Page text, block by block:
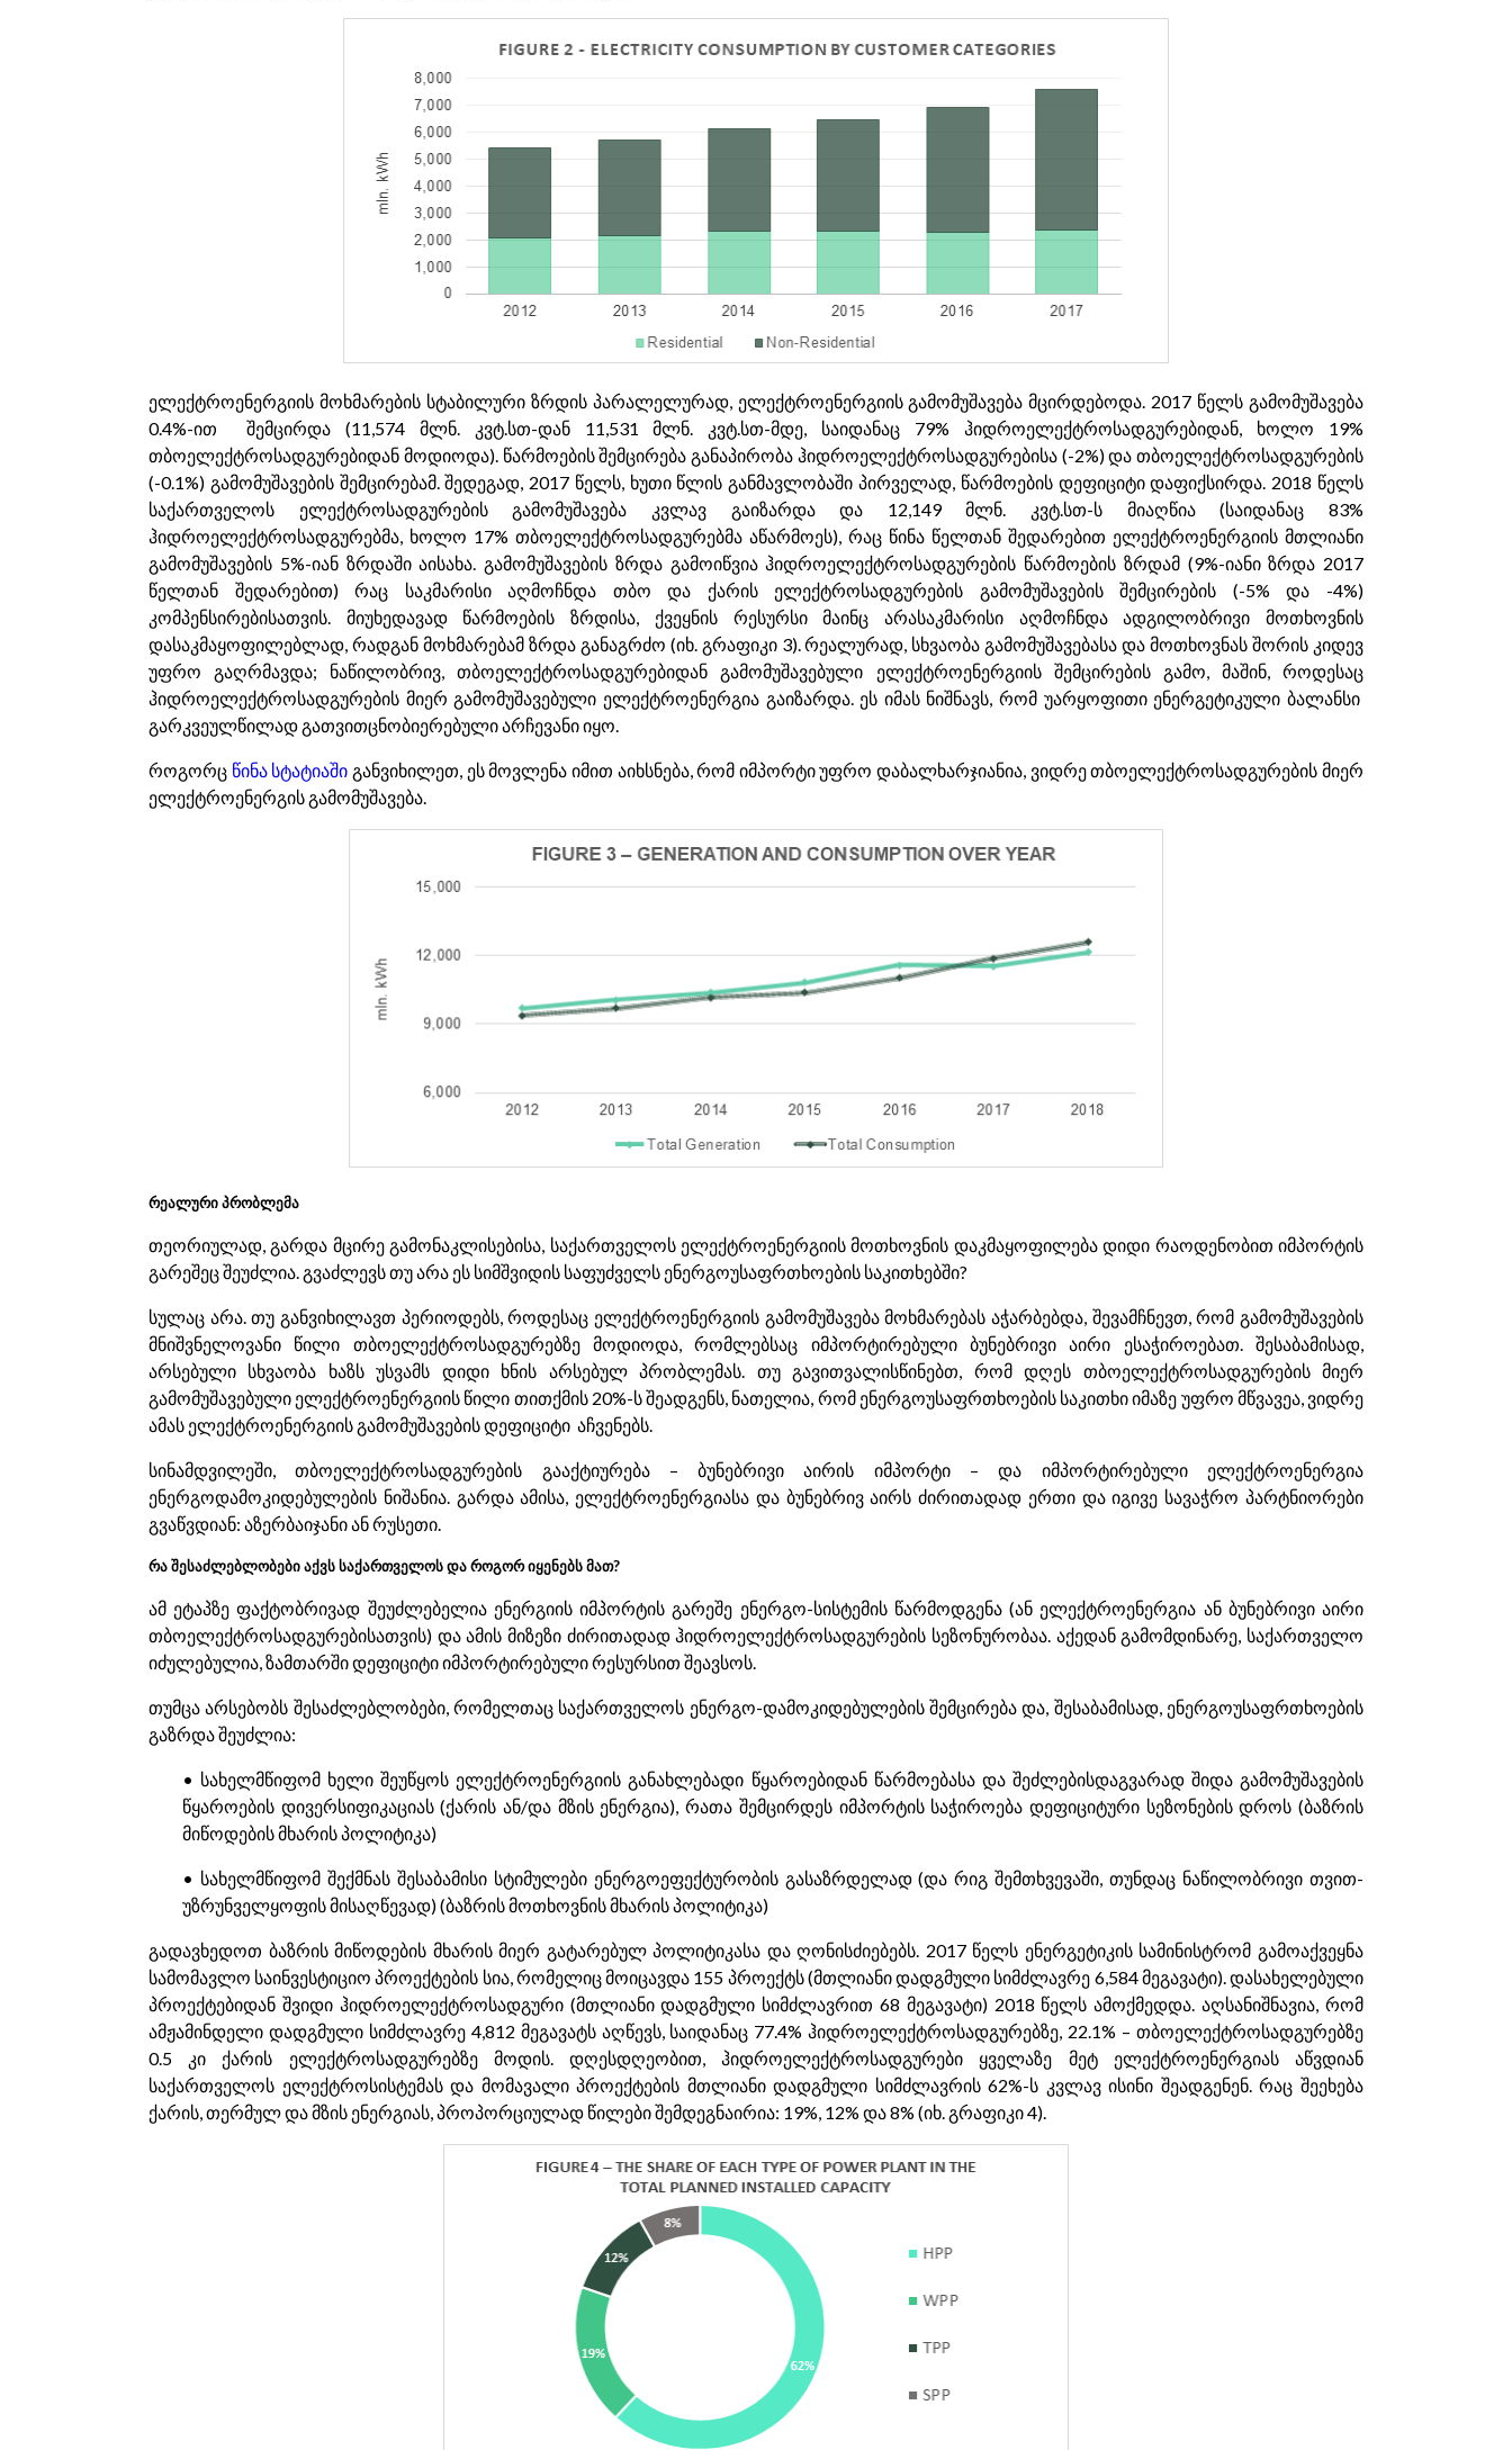
ელექტროენერგიის მოხმარების სტაბილური ზრდის პარალელურად, ელექტროენერგიის გამომუშავება მცირდებოდა. 2017 წელს გამომუშავება
0.4%-ით შემცირდა (11,574 მლნ. კვტ.სთ-დან 11,531 მლნ. კვტ.სთ-მდე, საიდანაც 79% ჰიდროელექტროსადგურებიდან, ხოლო 19%
თბოელექტროსადგურებიდან მოდიოდა). წარმოების შემცირება განაპირობა ჰიდროელექტროსადგურებისა (-2%) და თბოელექტროსადგურების
(-0.1%) გამომუშავების შემცირებამ. შედეგად, 2017 წელს, ხუთი წლის განმავლობაში პირველად, წარმოების დეფიციტი დაფიქსირდა. 2018 წელს
საქართველოს ელექტროსადგურების გამომუშავება კვლავ გაიზარდა და 12,149 მლნ. კვტ.სთ-ს მიაღწია (საიდანაც 83%
ჰიდროელექტროსადგურებმა, ხოლო 17% თბოელექტროსადგურებმა აწარმოეს), რაც წინა წელთან შედარებით ელექტროენერგიის მთლიანი
გამომუშავების 5%-იან ზრდაში აისახა. გამომუშავების ზრდა გამოიწვია ჰიდროელექტროსადგურების წარმოების ზრდამ (9%-იანი ზრდა 2017
წელთან შედარებით) რაც საკმარისი აღმოჩნდა თბო და ქარის ელექტროსადგურების გამომუშავების შემცირების (-5% და -4%)
კომპენსირებისათვის. მიუხედავად წარმოების ზრდისა, ქვეყნის რესურსი მაინც არასაკმარისი აღმოჩნდა ადგილობრივი მოთხოვნის
დასაკმაყოფილებლად, რადგან მოხმარებამ ზრდა განაგრძო (იხ. გრაფიკი 3). რეალურად, სხვაობა გამომუშავებასა და მოთხოვნას შორის კიდევ
უფრო გაღრმავდა; ნაწილობრივ, თბოელექტროსადგურებიდან გამომუშავებული ელექტროენერგიის შემცირების გამო, მაშინ, როდესაც
ჰიდროელექტროსადგურების მიერ გამომუშავებული ელექტროენერგია გაიზარდა. ეს იმას ნიშნავს, რომ უარყოფითი ენერგეტიკული ბალანსი
გარკვეულწილად გათვითცნობიერებული არჩევანი იყო.
როგორც წინა სტატიაში განვიხილეთ, ეს მოვლენა იმით აიხსნება, რომ იმპორტი უფრო დაბალხარჯიანია, ვიდრე თბოელექტროსადგურების მიერ
ელექტროენერგის გამომუშავება.
რეალური პრობლემა
თეორიულად, გარდა მცირე გამონაკლისებისა, საქართველოს ელექტროენერგიის მოთხოვნის დაკმაყოფილება დიდი რაოდენობით იმპორტის
გარეშეც შეუძლია. გვაძლევს თუ არა ეს სიმშვიდის საფუძველს ენერგოუსაფრთხოების საკითხებში?
სულაც არა. თუ განვიხილავთ პერიოდებს, როდესაც ელექტროენერგიის გამომუშავება მოხმარებას აჭარბებდა, შევამჩნევთ, რომ გამომუშავების
მნიშვნელოვანი წილი თბოელექტროსადგურებზე მოდიოდა, რომლებსაც იმპორტირებული ბუნებრივი აირი ესაჭიროებათ. შესაბამისად,
არსებული სხვაობა ხაზს უსვამს დიდი ხნის არსებულ პრობლემას. თუ გავითვალისწინებთ, რომ დღეს თბოელექტროსადგურების მიერ
გამომუშავებული ელექტროენერგიის წილი თითქმის 20%-ს შეადგენს, ნათელია, რომ ენერგოუსაფრთხოების საკითხი იმაზე უფრო მწვავეა, ვიდრე
ამას ელექტროენერგიის გამომუშავების დეფიციტი აჩვენებს.
სინამდვილეში, თბოელექტროსადგურების გააქტიურება – ბუნებრივი აირის იმპორტი – და იმპორტირებული ელექტროენერგია
ენერგოდამოკიდებულების ნიშანია. გარდა ამისა, ელექტროენერგიასა და ბუნებრივ აირს ძირითადად ერთი და იგივე სავაჭრო პარტნიორები
გვაწვდიან: აზერბაიჯანი ან რუსეთი.
რა შესაძლებლობები აქვს საქართველოს და როგორ იყენებს მათ?
ამ ეტაპზე ფაქტობრივად შეუძლებელია ენერგიის იმპორტის გარეშე ენერგო-სისტემის წარმოდგენა (ან ელექტროენერგია ან ბუნებრივი აირი
თბოელექტროსადგურებისათვის) და ამის მიზეზი ძირითადად ჰიდროელექტროსადგურების სეზონურობაა. აქედან გამომდინარე, საქართველო
იძულებულია, ზამთარში დეფიციტი იმპორტირებული რესურსით შეავსოს.
თუმცა არსებობს შესაძლებლობები, რომელთაც საქართველოს ენერგო-დამოკიდებულების შემცირება და, შესაბამისად, ენერგოუსაფრთხოების
გაზრდა შეუძლია:
• სახელმწიფომ ხელი შეუწყოს ელექტროენერგიის განახლებადი წყაროებიდან წარმოებასა და შეძლებისდაგვარად შიდა გამომუშავების
წყაროების დივერსიფიკაციას (ქარის ან/და მზის ენერგია), რათა შემცირდეს იმპორტის საჭიროება დეფიციტური სეზონების დროს (ბაზრის
მიწოდების მხარის პოლიტიკა)
• სახელმწიფომ შექმნას შესაბამისი სტიმულები ენერგოეფექტურობის გასაზრდელად (და რიგ შემთხვევაში, თუნდაც ნაწილობრივი თვით-
უზრუნველყოფის მისაღწევად) (ბაზრის მოთხოვნის მხარის პოლიტიკა)
გადავხედოთ ბაზრის მიწოდების მხარის მიერ გატარებულ პოლიტიკასა და ღონისძიებებს. 2017 წელს ენერგეტიკის სამინისტრომ გამოაქვეყნა
სამომავლო საინვესტიციო პროექტების სია, რომელიც მოიცავდა 155 პროექტს (მთლიანი დადგმული სიმძლავრე 6,584 მეგავატი). დასახელებული
პროექტებიდან შვიდი ჰიდროელექტროსადგური (მთლიანი დადგმული სიმძლავრით 68 მეგავატი) 2018 წელს ამოქმედდა. აღსანიშნავია, რომ
ამჟამინდელი დადგმული სიმძლავრე 4,812 მეგავატს აღწევს, საიდანაც 77.4% ჰიდროელექტროსადგურებზე, 22.1% – თბოელექტროსადგურებზე
0.5 კი ქარის ელექტროსადგურებზე მოდის. დღესდღეობით, ჰიდროელექტროსადგურები ყველაზე მეტ ელექტროენერგიას აწვდიან
საქართველოს ელექტროსისტემას და მომავალი პროექტების მთლიანი დადგმული სიმძლავრის 62%-ს კვლავ ისინი შეადგენენ. რაც შეეხება
ქარის, თერმულ და მზის ენერგიას, პროპორციულად წილები შემდეგნაირია: 19%, 12% და 8% (იხ. გრაფიკი 4).